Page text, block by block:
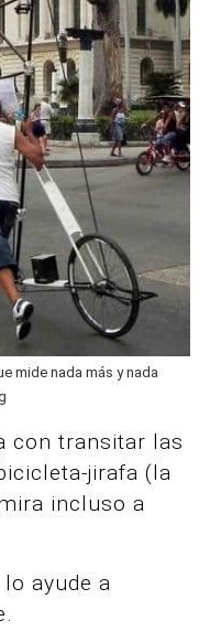
mide nada más y nada
con transitar las
jirafa (la
incluso a
ayude a